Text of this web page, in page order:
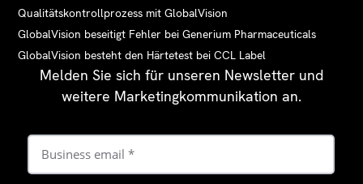
Qualitätskontrollprozess mit GlobalVision
GlobalVision beseitigt Fehler bei Generium Pharmaceuticals
GlobalVision besteht den Härtetest bei CCL Label
Melden Sie sich für unseren Newsletter und
weitere Marketingkommunikation an.